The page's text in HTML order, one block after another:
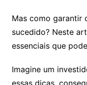
Mas como garantir
sucedido? Neste
essenciais que
Imagine um
essas dicas,